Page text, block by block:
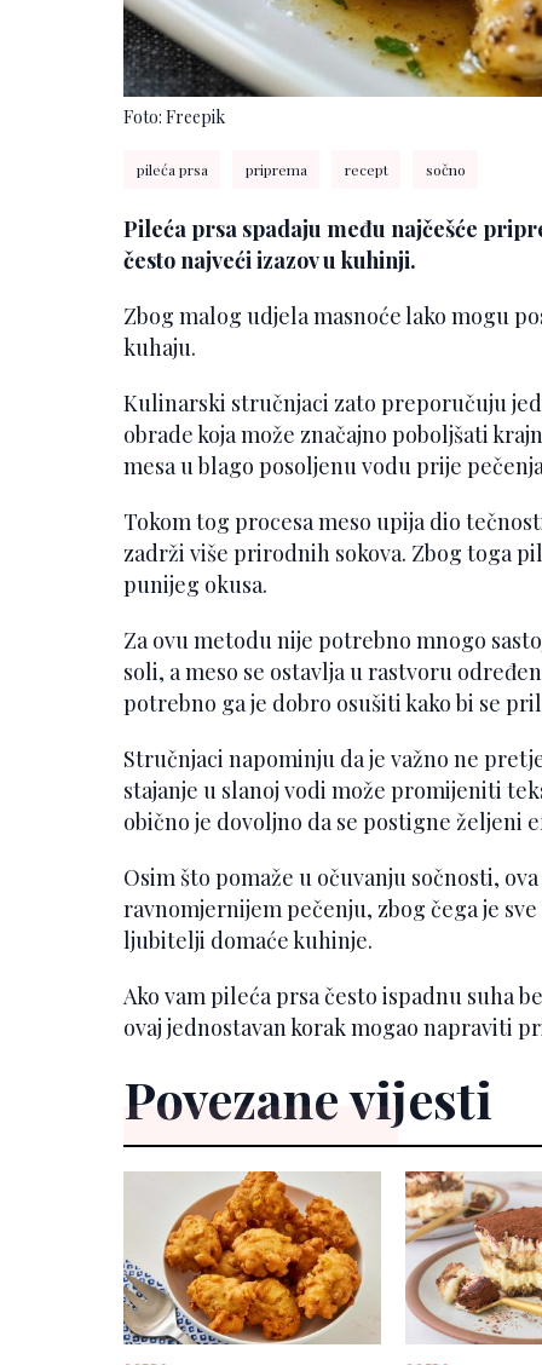
Foto: Freepik
pileća prsa priprema recept sočno
Pileća prsa spadaju među najčešće
često najveći izazov u kuhinji.
Zbog malog udjela masnoće lako mogu
kuhaju.
Kulinarski stručnjaci zato preporučuju
obrade koja može značajno poboljšati
mesa u blago posoljenu vodu prije
Tokom tog procesa meso upija dio
zadrži više prirodnih sokova. Zbog toga
punijeg okusa.
Za ovu metodu nije potrebno mnogo
soli, a meso se ostavlja u rastvoru
potrebno ga je dobro osušiti kako bi se
Stručnjaci napominju da je važno ne
stajanje u slanoj vodi može promijeniti
obično je dovoljno da se postigne željeni
Osim što pomaže u očuvanju sočnosti,
ravnomjernijem pečenju, zbog čega je
ljubitelji domaće kuhinje.
Ako vam pileća prsa često ispadnu suha
ovaj jednostavan korak mogao napraviti
Povezane vijesti